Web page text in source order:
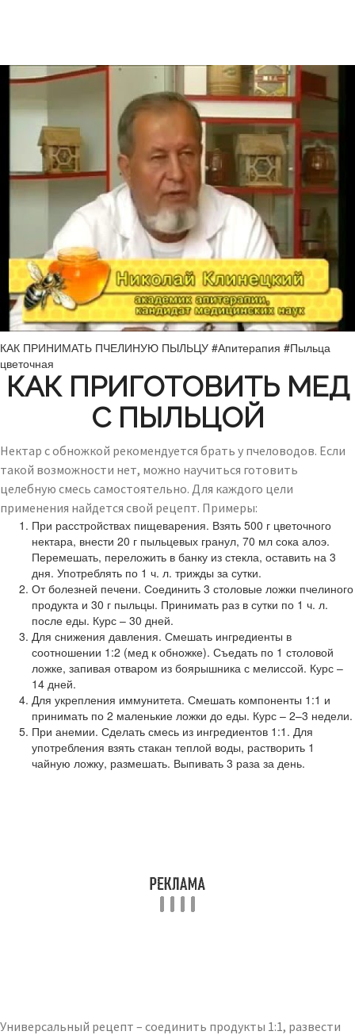
КАК ПРИНИМАТЬ ПЧЕЛИНУЮ ПЫЛЬЦУ #Апитерапия #Пыльца
цветочная
КАК ПРИГОТОВИТЬ МЕД
С ПЫЛЬЦОЙ
Нектар с обножкой рекомендуется брать у пчеловодов. Если
такой возможности нет, можно научиться готовить
целебную смесь самостоятельно. Для каждого цели
применения найдется свой рецепт. Примеры:
При расстройствах пищеварения. Взять 500 г цветочного
нектара, внести 20 г пыльцевых гранул, 70 мл сока алоэ.
Перемешать, переложить в банку из стекла, оставить на 3
дня. Употреблять по 1 ч. л. трижды за сутки.
От болезней печени. Соединить 3 столовые ложки пчелиного
продукта и 30 г пыльцы. Принимать раз в сутки по 1 ч. л.
после еды. Курс – 30 дней.
Для снижения давления. Смешать ингредиенты в
соотношении 1:2 (мед к обножке). Съедать по 1 столовой
ложке, запивая отваром из боярышника с мелиссой. Курс –
14 дней.
Для укрепления иммунитета. Смешать компоненты 1:1 и
принимать по 2 маленькие ложки до еды. Курс – 2–3 недели.
При анемии. Сделать смесь из ингредиентов 1:1. Для
употребления взять стакан теплой воды, растворить 1
чайную ложку, размешать. Выпивать 3 раза за день.
Универсальный рецепт – соединить продукты 1:1, развести